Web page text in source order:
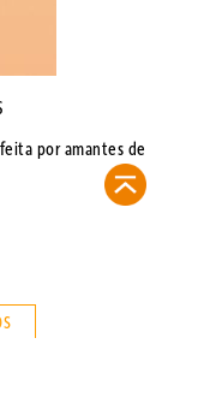
por amantes de